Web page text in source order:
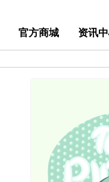
官方商城 资讯